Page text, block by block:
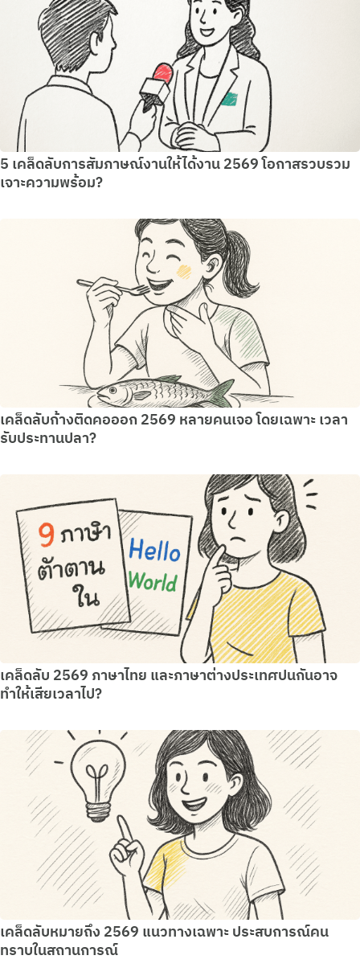
5 เคล็ดลับการสัมภาษณ์งานให้ได้งาน 2569 โอกาสรวบรวม
เจาะความพร้อม?
เคล็ดลับก้างติดคอออก 2569 หลายคนเจอ โดยเฉพาะ เวลา
รับประทานปลา?
เคล็ดลับ 2569 ภาษาไทย และภาษาต่างประเทศปนกันอาจ
ทำให้เสียเวลาไป?
เคล็ดลับหมายถึง 2569 แนวทางเฉพาะ ประสบการณ์คน
ทราบในสถานการณ์